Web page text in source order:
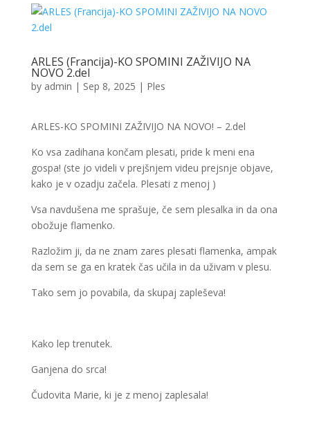
ARLES (Francija)-KO SPOMINI ZAŽIVIJO NA
NOVO 2.del
by admin | Sep 8, 2025 | Ples
ARLES-KO SPOMINI ZAŽIVIJO NA NOVO! – 2.del
Ko vsa zadihana končam plesati, pride k meni ena
gospa! (ste jo videli v prejšnjem videu prejsnje objave,
kako je v ozadju začela. Plesati z menoj )
Vsa navdušena me sprašuje, če sem plesalka in da ona
obožuje flamenko.
Razložim ji, da ne znam zares plesati flamenka, ampak
da sem se ga en kratek čas učila in da uživam v plesu.
Tako sem jo povabila, da skupaj zapleševa!
Kako lep trenutek.
Ganjena do srca!
Čudovita Marie, ki je z menoj zaplesala!